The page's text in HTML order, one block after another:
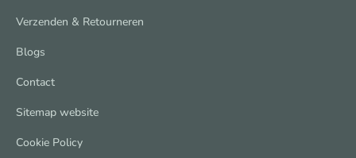
Verzenden & Retourneren
Blogs
Contact
Sitemap website
Cookie Policy